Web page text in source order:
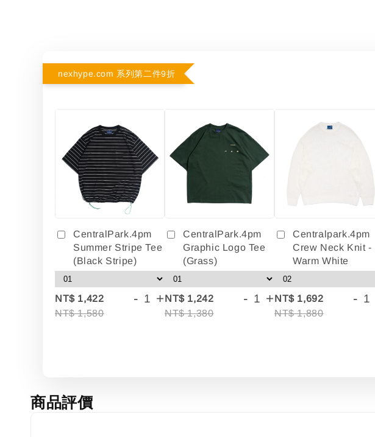
nexhype.com 系列第二件9折
CentralPark.4pm
Summer Stripe Tee
(Black Stripe)
NT$ 1,422
NT$ 1,580
- +
CentralPark.4pm
Graphic Logo Tee
(Grass)
NT$ 1,242
NT$ 1,380
- +
Centralpark.4pm
Crew Neck Knit -
Warm White
NT$ 1,692
NT$ 1,880
-
商品評價